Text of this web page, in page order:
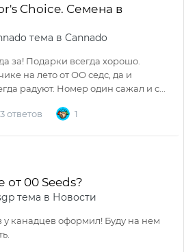
Choice. Семена в
тема в Cannado
за! Подарки всегда хорошо.
на лето от ОО седс, да и
радуют. Номер один сажал и с...
ответов 1
00 Seeds?
тема в Новости
у канадцев оформил! Буду на нем